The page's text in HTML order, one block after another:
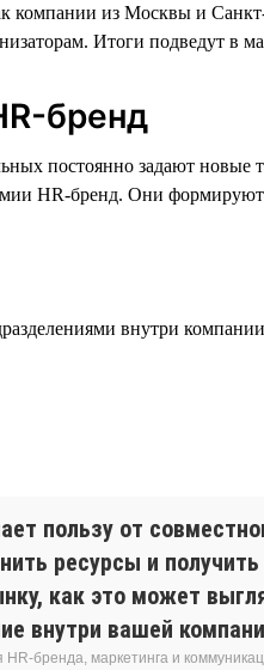
из Москвы и
Итоги подведут в
бренд
постоянно задают
HR-бренд. Они
внутри
пользу от
ресурсы и
как это может
внутри вашей
бренда, маркетинга и